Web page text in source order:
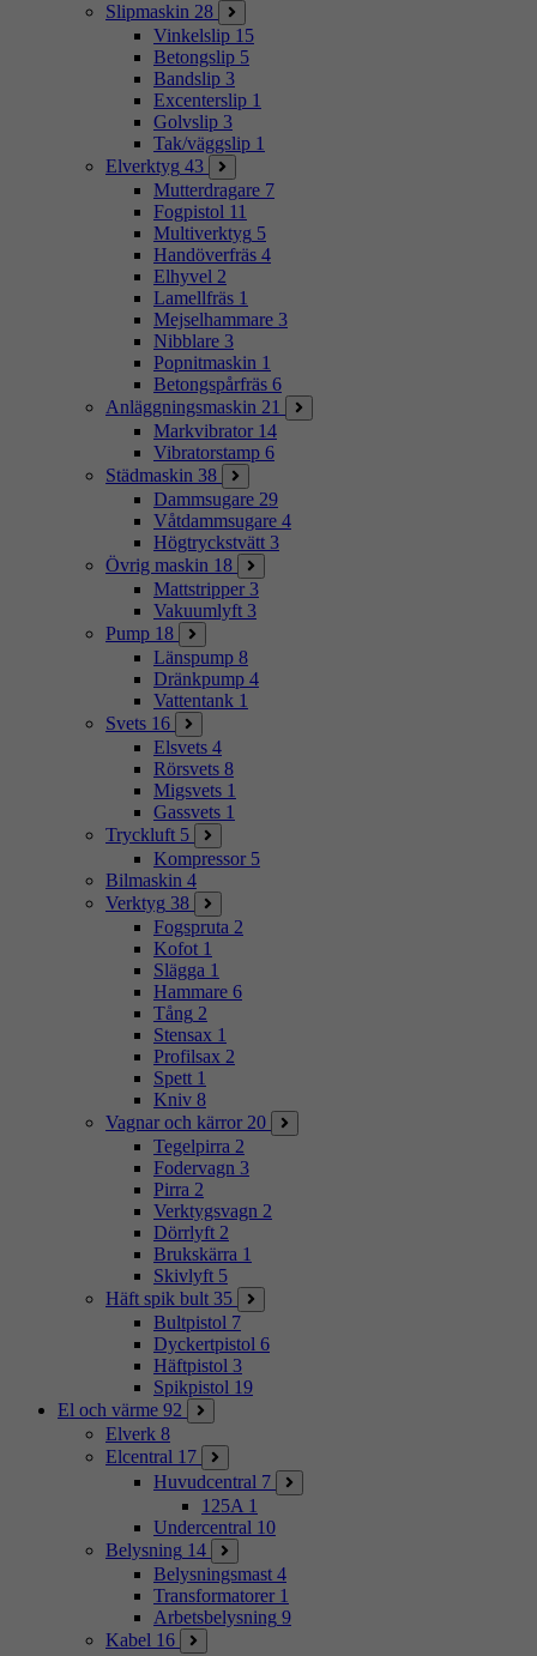
Slipmaskin 28
Vinkelslip 15
Betongslip 5
Bandslip 3
Excenterslip 1
Golvslip 3
Tak/väggslip 1
Elverktyg 43
Mutterdragare 7
Fogpistol 11
Multiverktyg 5
Handöverfräs 4
Elhyvel 2
Lamellfräs 1
Mejselhammare 3
Nibblare 3
Popnitmaskin 1
Betongspårfräs 6
Anläggningsmaskin 21
Markvibrator 14
Vibratorstamp 6
Städmaskin 38
Dammsugare 29
Våtdammsugare 4
Högtryckstvätt 3
Övrig maskin 18
Mattstripper 3
Vakuumlyft 3
Pump 18
Länspump 8
Dränkpump 4
Vattentank 1
Svets 16
Elsvets 4
Rörsvets 8
Migsvets 1
Gassvets 1
Tryckluft 5
Kompressor 5
Bilmaskin 4
Verktyg 38
Fogspruta 2
Kofot 1
Slägga 1
Hammare 6
Tång 2
Stensax 1
Profilsax 2
Spett 1
Kniv 8
Vagnar och kärror 20
Tegelpirra 2
Fodervagn 3
Pirra 2
Verktygsvagn 2
Dörrlyft 2
Brukskärra 1
Skivlyft 5
Häft spik bult 35
Bultpistol 7
Dyckertpistol 6
Häftpistol 3
Spikpistol 19
El och värme 92
Elverk 8
Elcentral 17
Huvudcentral 7
125A 1
Undercentral 10
Belysning 14
Belysningsmast 4
Transformatorer 1
Arbetsbelysning 9
Kabel 16